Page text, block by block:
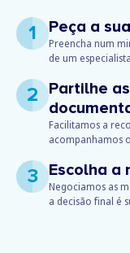
1 Peça a
Preencha num
de um
2
Partilhe
Facilitamos a
acompanhamos
3 Escolha a
Negociamos as
a decisão final é